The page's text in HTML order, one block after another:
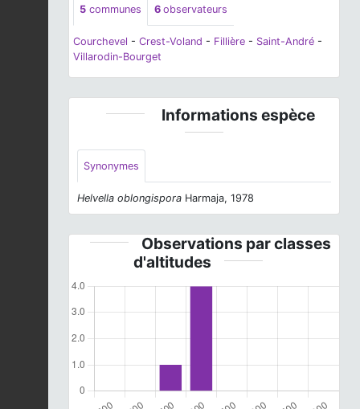
5 communes 6 observateurs
Courchevel - Crest-Voland - Fillière - Saint-André -
Villarodin-Bourget
Informations espèce
Synonymes
Helvella oblongispora Harmaja, 1978
Observations par classes
d'altitudes